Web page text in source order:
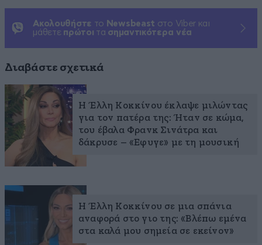
Ακολουθήστε το Newsbeast στο Viber και
μάθετε πρώτοι τα σημαντικότερα νέα
Διαβάστε σχετικά
Η Έλλη Κοκκίνου έκλαψε μιλώντας
για τον πατέρα της: Ήταν σε κώμα,
του έβαλα Φρανκ Σινάτρα και
δάκρυσε – «Εφυγε» με τη μουσική
Η Έλλη Κοκκίνου σε μια σπάνια
αναφορά στο γιο της: «Βλέπω εμένα
στα καλά μου σημεία σε εκείνον»